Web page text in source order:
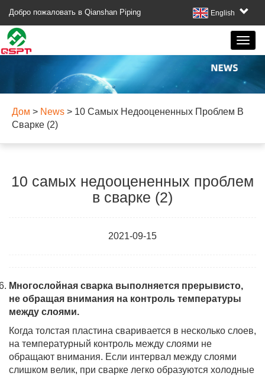
Добро пожаловать в Qianshan Piping English
Дом > News > 10 Самых Недооцененных Проблем В
Сварке (2)
10 самых недооцененных проблем
в сварке (2)
2021-09-15
Многослойная сварка выполняется прерывисто,
не обращая внимания на контроль температуры
между слоями.
Когда толстая пластина сваривается в несколько слоев,
на температурный контроль между слоями не
обращают внимания. Если интервал между слоями
слишком велик, при сварке легко образуются холодные